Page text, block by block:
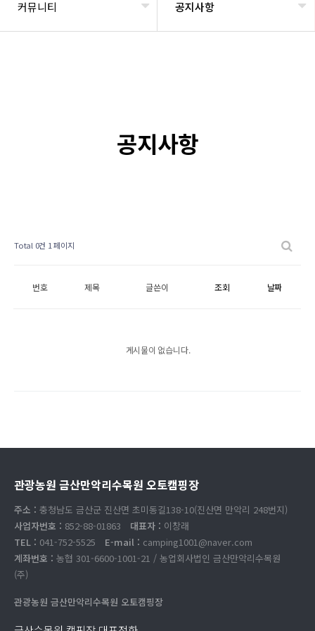
커뮤니티 공지사항
공지사항
Total 0건 1 페이지
번호 제목 글쓴이 조회 날짜
게시물이 없습니다.
관광농원 금산만악리수목원 오토캠핑장
주소 : 충청남도 금산군 진산면 초미동길138-10(진산면 만악리 248번지)
사업자번호 : 852-88-01863 대표자 : 이창래
TEL : 041-752-5525 E-mail : camping1001@naver.com
계좌번호 : 농협 301-6600-1001-21 / 농업회사법인 금산만악리수목원
(주)
관광농원 금산만악리수목원 오토캠핑장